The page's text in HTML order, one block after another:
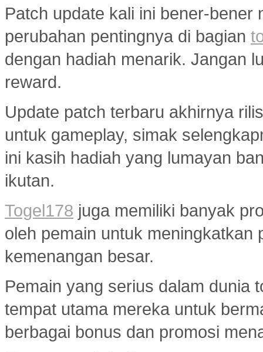
Patch update kali ini bener-
perubahan pentingnya di bagian
dengan hadiah menarik. Jangan
reward.
Update patch terbaru akhirnya
untuk gameplay, simak
ini kasih hadiah yang lumayan
ikutan.
Togel178 juga memiliki banyak
oleh pemain untuk meningkatkan
kemenangan besar.
Pemain yang serius dalam dunia
tempat utama mereka untuk
berbagai bonus dan promosi